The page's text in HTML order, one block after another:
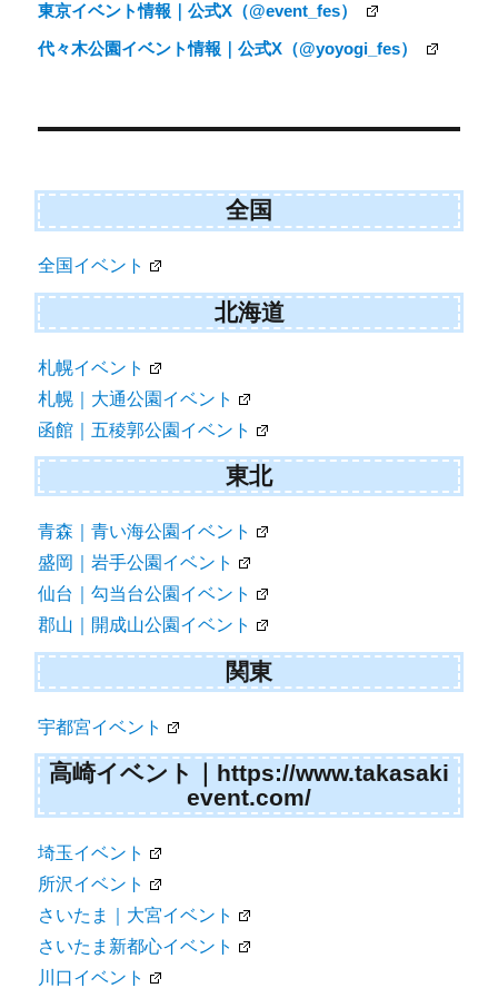
ビ
ゲ
シ
ン
東京イベント情報｜公式X（@event_fes）
代々木公園イベント情報｜公式X（@yoyogi_fes）
全国
全国イベント
北海道
札幌イベント
札幌｜大通公園イベント
函館｜五稜郭公園イベント
東北
青森｜青い海公園イベント
盛岡｜岩手公園イベント
仙台｜勾当台公園イベント
郡山｜開成山公園イベント
関東
宇都宮イベント
高崎イベント｜https://www.takasaki
event.com/
埼玉イベント
所沢イベント
さいたま｜大宮イベント
さいたま新都心イベント
川口イベント